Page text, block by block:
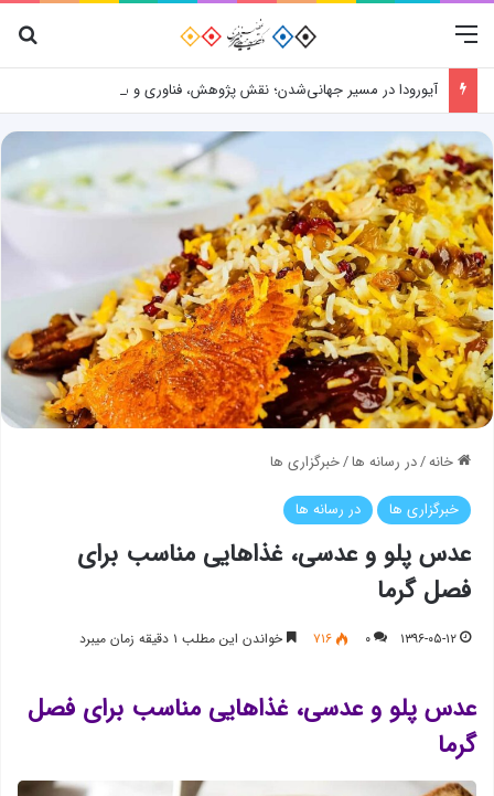
منو
آیورودا در مسیر جهانی‌شدن؛ نقش پژوهش، فناوری و شواهد علمی
خانه/در رسانه ها/خبرگزاری ها
خبرگزاری ها در رسانه ها
عدس پلو و عدسی، غذاهایی مناسب برای
فصل گرما
۱۳۹۶-۰۵-۱۲ ۰ ۷۱۶ خواندن این مطلب ۱ دقیقه زمان میبرد
عدس پلو و عدسی، غذاهایی مناسب برای فصل
گرما